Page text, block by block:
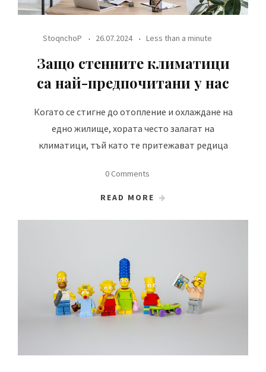
StoqnchoP 26.07.2024 Less than a minute
Защо стенните климатици
са най-предпочитани у нас
Когато се стигне до отопление и охлаждане на
едно жилище, хората често залагат на
климатици, тъй като те притежават редица
0 Comments
READ MORE